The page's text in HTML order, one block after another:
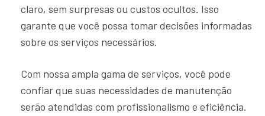
claro, sem surpresas ou custos ocultos. Isso
garante que você possa tomar decisões informadas
sobre os serviços necessários.
Com nossa ampla gama de serviços, você pode
confiar que suas necessidades de manutenção
serão atendidas com profissionalismo e eficiência.